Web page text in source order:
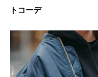
トコーデ